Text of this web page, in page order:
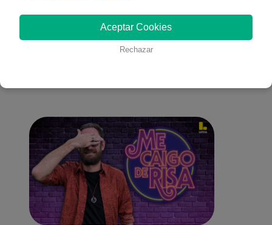
También te puede
interesar
Aceptar Cookies
Rechazar